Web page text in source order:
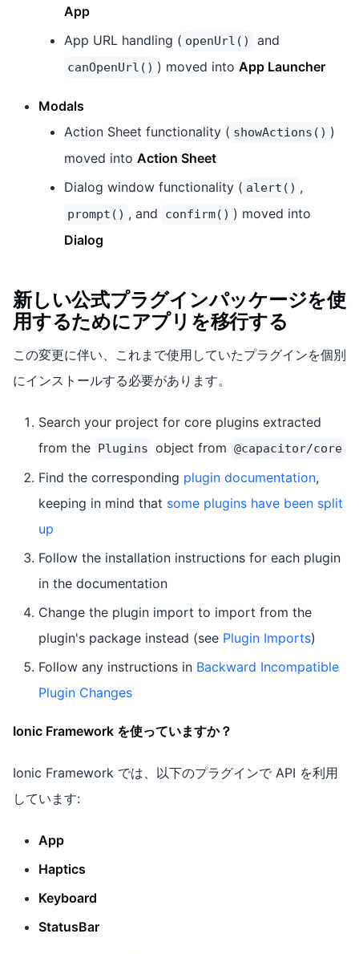
App
App URL handling ( openUrl() and
canOpenUrl() ) moved into App Launcher
Modals
Action Sheet functionality ( showActions() )
moved into Action Sheet
Dialog window functionality ( alert() ,
prompt() , and confirm() ) moved into
Dialog
新しい公式プラグインパッケージを使
用するためにアプリを移行する
この変更に伴い、これまで使用していたプラグインを個別
にインストールする必要があります。
Search your project for core plugins extracted
from the Plugins object from @capacitor/core
Find the corresponding plugin documentation,
keeping in mind that some plugins have been split
up
Follow the installation instructions for each plugin
in the documentation
Change the plugin import to import from the
plugin's package instead (see Plugin Imports)
Follow any instructions in Backward Incompatible
Plugin Changes
Ionic Framework を使っていますか？
Ionic Framework では、以下のプラグインで API を利用
しています:
App
Haptics
Keyboard
StatusBar